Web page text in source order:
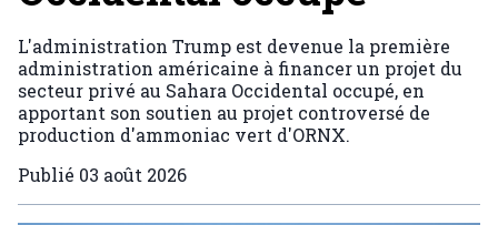
L'administration Trump est devenue la première
administration américaine à financer un projet du
secteur privé au Sahara Occidental occupé, en
apportant son soutien au projet controversé de
production d'ammoniac vert d'ORNX.
Publié 03 août 2026